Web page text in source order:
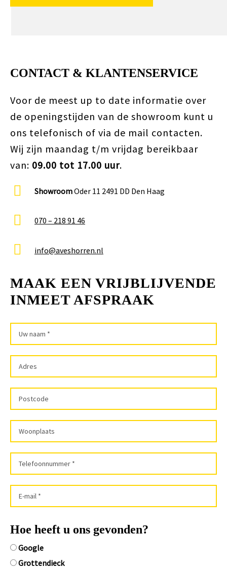
CONTACT & KLANTENSERVICE
Voor de meest up to date informatie over
de openingstijden van de showroom kunt u
ons telefonisch of via de mail contacten.
Wij zijn maandag t/m vrijdag bereikbaar
van: 09.00 tot 17.00 uur.
ShowroomOder 11 2491 DD Den Haag
070 – 218 91 46
info@aveshorren.nl
MAAK EEN VRIJBLIJVENDE
INMEET AFSPRAAK
Hoe heeft u ons gevonden?
Google
Grottendieck